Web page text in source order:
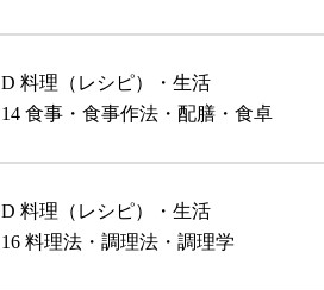
D 料理（レシピ）・生活
14 食事・食事作法・配膳・食卓
D 料理（レシピ）・生活
16 料理法・調理法・調理学